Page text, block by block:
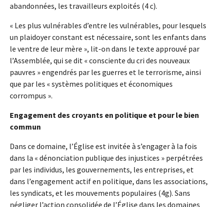
abandonnées, les travailleurs exploités (4 c).
« Les plus vulnérables d’entre les vulnérables, pour lesquels
un plaidoyer constant est nécessaire, sont les enfants dans
le ventre de leur mère », lit-on dans le texte approuvé par
l’Assemblée, qui se dit « consciente du cri des nouveaux
pauvres » engendrés par les guerres et le terrorisme, ainsi
que par les « systèmes politiques et économiques
corrompus ».
Engagement des croyants en politique et pour le bien
commun
Dans ce domaine, l’Église est invitée à s’engager à la fois
dans la « dénonciation publique des injustices » perpétrées
par les individus, les gouvernements, les entreprises, et
dans l’engagement actif en politique, dans les associations,
les syndicats, et les mouvements populaires (4g). Sans
négliger l’action consolidée de l’Église dans les domaines